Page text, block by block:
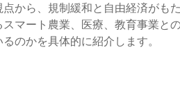
から、規制緩和と自由経済がも
マート農業、医療、教育事業と
のかを具体的に紹介します。